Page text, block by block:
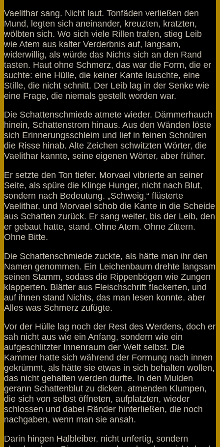
Vaelithar sang. Nicht laut. Tonfäden verließen den
Mund, legten sich aneinander, kreuzten, kratzten,
wölbten sich. Wo sich viele Rillen trafen, stieg Leib
wie Atem aus kalter Verderbnis auf, langsam,
widerwillig, als würde das Nichts sich an den Rand
tasten. Haut ohne Schmerz, das war die Form, die er
suchte: eine Hülle, die keiner Kante lauschte, eine
Stille, die nicht schnitt. Der Leib lag in der Senke wie
eine Frage, die niemals gestellt worden war.
Die Schattenschmiede atmete wieder. Dämmerhauch
hinein, Schattenstrom hinaus. Aus den Wänden löste
sich Erinnerungsschleim und lief in feinen Schnüren
die Risse hinab. Alte Zeichen schwitzten Wörter, die
Vaelithar kannte, seine eigenen Wörter, aber früher.
Er setzte den Ton tiefer. Morvael vibrierte an seiner
Seite, als spüre die Klinge Hunger, nicht nach Blut,
sondern nach Bedeutung. „Schweig,“ flüsterte
Vaelithar, und Morvael schob die Kante in die Scheide
aus Schatten zurück. Er sang weiter, bis der Leib, den
er gebaut hatte, stand. Ohne Atem. Ohne Zittern.
Ohne Bitte.
Die Schattenschmiede zuckte, als hätte man ihr den
Namen genommen. Ein Leichenbaum drehte langsam
seinen Stamm, sodass die Rippenbögen wie Zungen
klapperten. Blätter aus Fleischschrift flackerten, und
auf ihnen stand Nichts, das man lesen konnte, aber
Alles was Schmerz zufügte.
Vor der Hülle lag noch der Rest des Werdens, doch er
sah nicht aus wie ein Anfang, sondern wie ein
aufgeschlitzter Innenraum der Welt selbst. Die
Kammer hatte sich während der Formung nach innen
gekrümmt, als hätte sie etwas in sich behalten wollen,
das nicht gehalten werden durfte. In den Mulden
gerann Schattenblut zu dicken, atmenden Klumpen,
die sich von selbst öffneten, aufplatzten, wieder
schlossen und dabei Ränder hinterließen, die noch
nachgaben, wenn man sie ansah.
Darin hingen Halbleiber, nicht unfertig, sondern